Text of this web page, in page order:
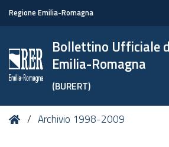
Regione Emilia-Romagna
Bollettino Ufficiale
Emilia-Romagna
(BURERT)
Tu HomeArchivio 1998-2009